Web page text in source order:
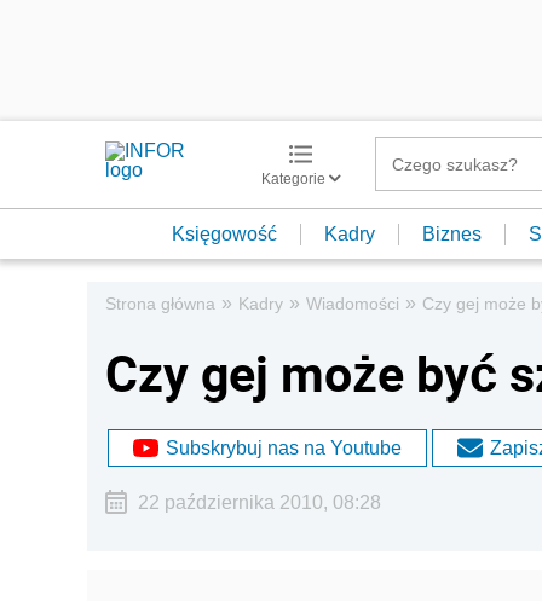
Kategorie
Księgowość Kadry Biznes
Strona główna » Kadry » Wiadomości » Czy gej może
Czy gej może być
Subskrybuj nas na Youtube
22 października 2010, 08:28